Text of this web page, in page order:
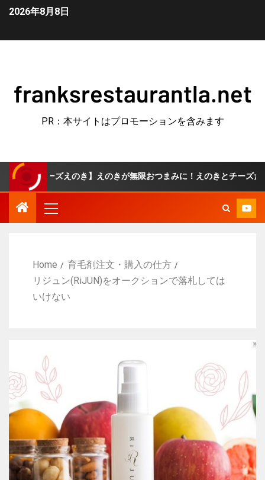
2026年8月8日
franksrestaurantla.net
PR：本サイトはプロモーションを含みます
ーズえのき】えのきが無限おつまみに！えのきとチーズだけ♪
Home
育毛剤注文・購入の仕方
リジュン(RiJUN)をオークションで落札しては
いけない